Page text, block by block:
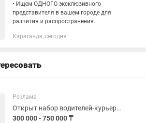
• Ищем ОДНОГО эксклюзивного
представителя в вашем городе для
развития и распространения
мы: производитель натуральной
Караганда, сегодня
Реклама
Открыт набор водителей-курьеров Glovo в Актау, сумка в подарок
300 000 - 750 000 ₸